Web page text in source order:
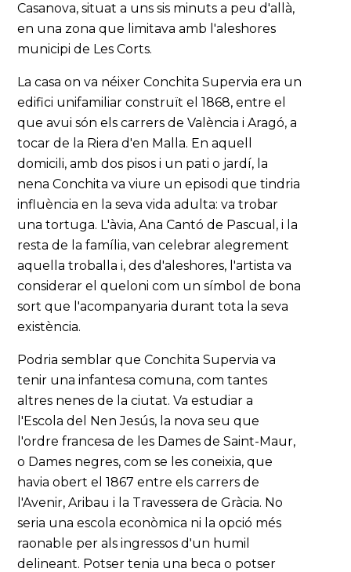
Casanova, situat a uns sis minuts a peu d'allà,
en una zona que limitava amb l'aleshores
municipi de Les Corts.
La casa on va néixer Conchita Supervia era un
edifici unifamiliar construït el 1868, entre el
que avui són els carrers de València i Aragó, a
tocar de la Riera d'en Malla. En aquell
domicili, amb dos pisos i un pati o jardí, la
nena Conchita va viure un episodi que tindria
influència en la seva vida adulta: va trobar
una tortuga. L'àvia, Ana Cantó de Pascual, i la
resta de la família, van celebrar alegrement
aquella troballa i, des d'aleshores, l'artista va
considerar el queloni com un símbol de bona
sort que l'acompanyaria durant tota la seva
existència.
Podria semblar que Conchita Supervia va
tenir una infantesa comuna, com tantes
altres nenes de la ciutat. Va estudiar a
l'Escola del Nen Jesús, la nova seu que
l'ordre francesa de les Dames de Saint-Maur,
o Dames negres, com se les coneixia, que
havia obert el 1867 entre els carrers de
l'Avenir, Aribau i la Travessera de Gràcia. No
seria una escola econòmica ni la opció més
raonable per als ingressos d'un humil
delineant. Potser tenia una beca o potser